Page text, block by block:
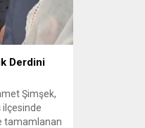
Derdini
Şimşek,
ilçesinde
tamamlanan